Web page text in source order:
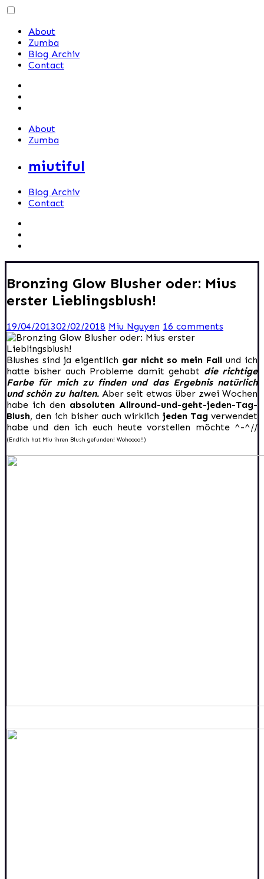
Skip
contentAbout
Zumba
Blog Archiv
Contact
About
Zumba
miutiful
Blog Archiv
Contact
Bronzing Glow Blusher oder: Mius
erster Lieblingsblush!
19/04/201302/02/2018 Miu Nguyen 16 comments
Blushes sind ja eigentlich gar nicht so mein Fallund ich
hatte bisher auch Probleme damit gehabt die richtige
Farbe für mich zu finden und das Ergebnis natürlich
und schön zu halten. Aber seit etwas über zwei Wochen
habe ich den absoluten Allround-und-geht-jeden-Tag-
Blush, den ich bisher auch wirklich jeden Tag verwendet
habe und den ich euch heute vorstellen möchte ^-^//
(Endlich hat Miu ihren Blush gefunden! Wohoooo!!)